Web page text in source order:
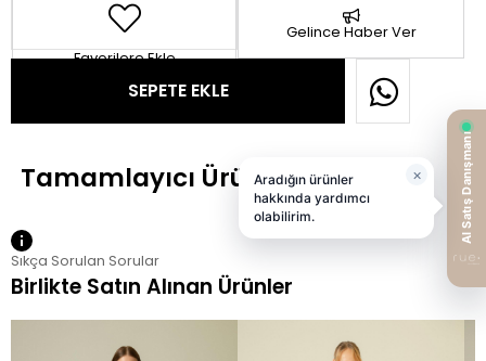
Favorilere Ekle
Gelince Haber Ver
Sıkça Sorulan Sorular
Birlikte Satın Alınan Ürünler